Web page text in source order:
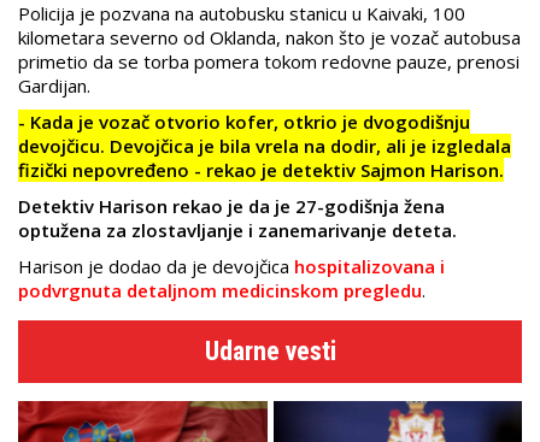
Policija je pozvana na autobusku stanicu u Kaivaki, 100
kilometara severno od Oklanda, nakon što je vozač autobusa
primetio da se torba pomera tokom redovne pauze, prenosi
Gardijan.
- Kada je vozač otvorio kofer, otkrio je dvogodišnju
devojčicu. Devojčica je bila vrela na dodir, ali je izgledala
fizički nepovređeno - rekao je detektiv Sajmon Harison.
Detektiv Harison rekao je da je 27-godišnja žena
optužena za zlostavljanje i zanemarivanje deteta.
Harison je dodao da je devojčica hospitalizovana i
podvrgnuta detaljnom medicinskom pregledu.
Udarne vesti